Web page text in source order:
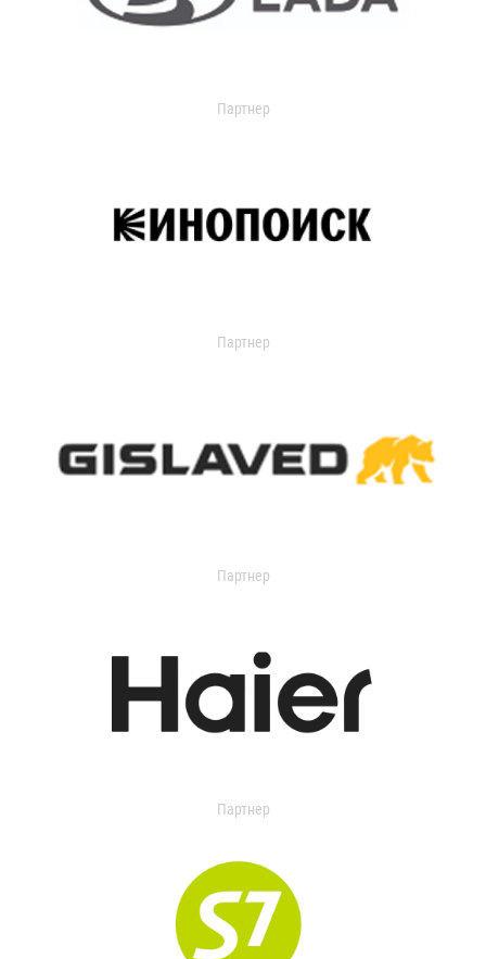
Партнер
Партнер
Партнер
Партнер